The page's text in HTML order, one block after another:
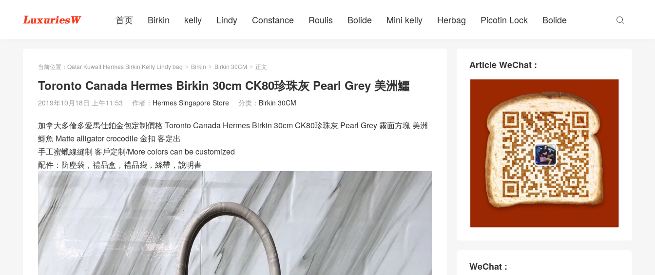
首页 Birkin kelly Lindy Constance Roulis Bolide Mini kelly Herbag Picotin Lock Bolide 
当前位置： Qatar Kuwait Hermes Birkin Kelly Lindy bag > Birkin > Birkin 30CM > 正文
Toronto Canada Hermes Birkin 30cm CK80珍珠灰 Pearl Grey 美洲鱷
2019年10月18日 上午11:53 作者： Hermes Singapore Store 分类： Birkin 30CM
加拿大多倫多愛馬仕鉑金包定制價格 Toronto Canada Hermes Birkin 30cm CK80珍珠灰 Pearl Grey 霧面方塊 美洲
鱷魚 Matte alligator crocodile 金扣 客定出
手工蜜蠟線縫制 客戶定制/More colors can be customized
配件：防塵袋，禮品盒，禮品袋，絲帶，說明書
Article WeChat :
WeChat :